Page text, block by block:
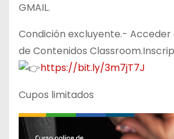
GMAIL.
Condición excluyente.-
de Contenidos
https://bit.ly/3m7jT7J
Cupos limitados